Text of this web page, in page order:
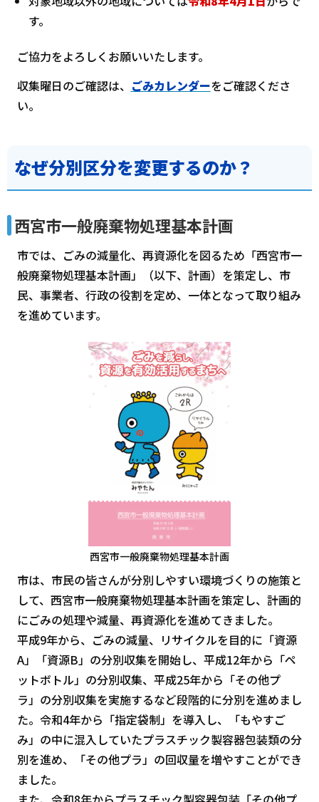
す。
ご協力をよろしくお願いいたします。
収集曜日のご確認は、 ごみカレンダーをご確認くださ
い。
なぜ分別区分を変更するのか？
西宮市一般廃棄物処理基本計画
市では、ごみの減量化、再資源化を図るため「西宮市一
般廃棄物処理基本計画」（以下、計画）を策定し、市
民、事業者、行政の役割を定め、一体となって取り組み
を進めています。
西宮市一般廃棄物処理基本計画
市は、市民の皆さんが分別しやすい環境づくりの施策と
して、西宮市一般廃棄物処理基本計画を策定し、計画的
にごみの処理や減量、再資源化を進めてきました。
平成9年から、ごみの減量、リサイクルを目的に「資源
A」「資源B」の分別収集を開始し、平成12年から「ペ
ットボトル」の分別収集、平成25年から「その他プ
ラ」の分別収集を実施するなど段階的に分別を進めまし
た。令和4年から「指定袋制」を導入し、「もやすご
み」の中に混入していたプラスチック製容器包装類の分
別を進め、「その他プラ」の回収量を増やすことができ
ました。